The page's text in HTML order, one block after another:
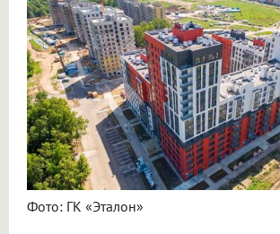
Фото: ГК «Эталон»